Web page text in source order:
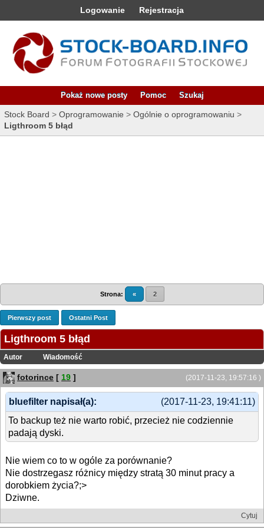
Logowanie Rejestracja
Pokaż nowe posty Pomoc Szukaj
Stock Board > Oprogramowanie > Ogólnie o oprogramowaniu >
Ligthroom 5 błąd
Strona: « 2
Pierwszy post Ostatni Post
Ligthroom 5 błąd
Autor Wiadomość
(2017-11-23, 19:57:16 )
fotorince [ 19 ]
(2017-11-23, 19:41:11)
bluefilter napisał(a):
To backup też nie warto robić, przecież nie codziennie
padają dyski.
Nie wiem co to w ogóle za porównanie?
Nie dostrzegasz różnicy między stratą 30 minut pracy a
dorobkiem życia?;>
Dziwne.
Cytuj